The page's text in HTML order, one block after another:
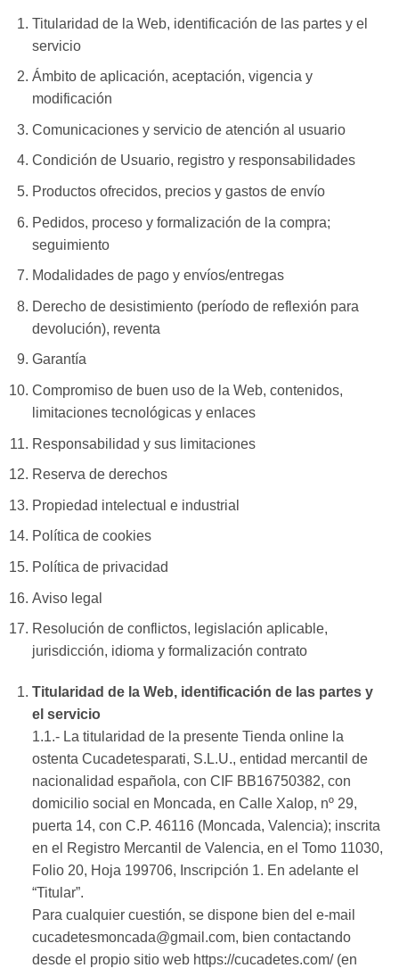
Titularidad de la Web, identificación de las partes y el
servicio
Ámbito de aplicación, aceptación, vigencia y
modificación
Comunicaciones y servicio de atención al usuario
Condición de Usuario, registro y responsabilidades
Productos ofrecidos, precios y gastos de envío
Pedidos, proceso y formalización de la compra;
seguimiento
Modalidades de pago y envíos/entregas
Derecho de desistimiento (período de reflexión para
devolución), reventa
Garantía
Compromiso de buen uso de la Web, contenidos,
limitaciones tecnológicas y enlaces
Responsabilidad y sus limitaciones
Reserva de derechos
Propiedad intelectual e industrial
Política de cookies
Política de privacidad
Aviso legal
Resolución de conflictos, legislación aplicable,
jurisdicción, idioma y formalización contrato
Titularidad de la Web, identificación de las partes y
el servicio
1.1.- La titularidad de la presente Tienda online la
ostenta Cucadetesparati, S.L.U., entidad mercantil de
nacionalidad española, con CIF BB16750382, con
domicilio social en Moncada, en Calle Xalop, nº 29,
puerta 14, con C.P. 46116 (Moncada, Valencia); inscrita
en el Registro Mercantil de Valencia, en el Tomo 11030,
Folio 20, Hoja 199706, Inscripción 1. En adelante el
“Titular”.
Para cualquier cuestión, se dispone bien del e-mail
cucadetesmoncada@gmail.com, bien contactando
desde el propio sitio web https://cucadetes.com/ (en